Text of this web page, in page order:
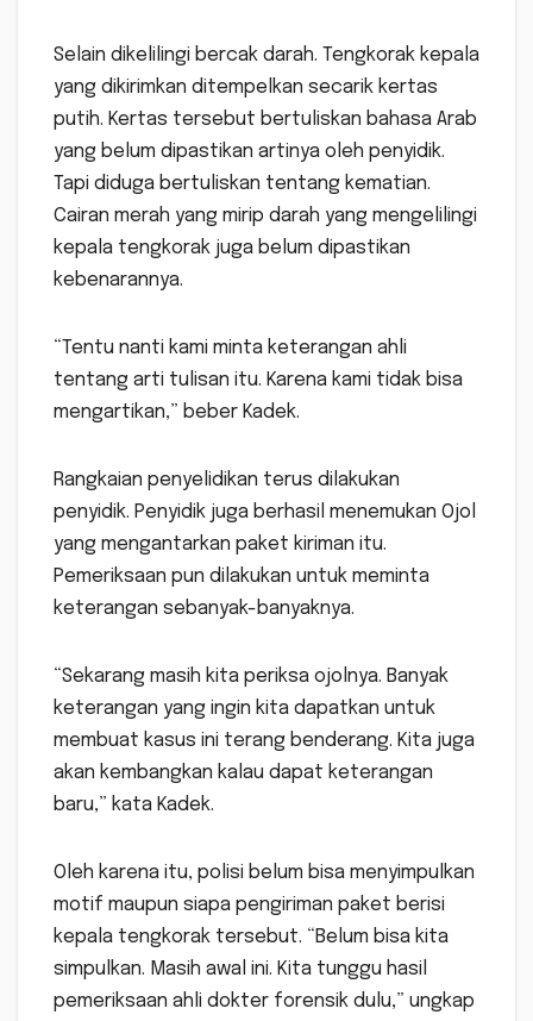
Selain dikelilingi bercak darah. Tengkorak kepala
yang dikirimkan ditempelkan secarik kertas
putih. Kertas tersebut bertuliskan bahasa Arab
yang belum dipastikan artinya oleh penyidik.
Tapi diduga bertuliskan tentang kematian.
Cairan merah yang mirip darah yang mengelilingi
kepala tengkorak juga belum dipastikan
kebenarannya.
“Tentu nanti kami minta keterangan ahli
tentang arti tulisan itu. Karena kami tidak bisa
mengartikan,” beber Kadek.
Rangkaian penyelidikan terus dilakukan
penyidik. Penyidik juga berhasil menemukan Ojol
yang mengantarkan paket kiriman itu.
Pemeriksaan pun dilakukan untuk meminta
keterangan sebanyak-banyaknya.
“Sekarang masih kita periksa ojolnya. Banyak
keterangan yang ingin kita dapatkan untuk
membuat kasus ini terang benderang. Kita juga
akan kembangkan kalau dapat keterangan
baru,” kata Kadek.
Oleh karena itu, polisi belum bisa menyimpulkan
motif maupun siapa pengiriman paket berisi
kepala tengkorak tersebut. “Belum bisa kita
simpulkan. Masih awal ini. Kita tunggu hasil
pemeriksaan ahli dokter forensik dulu,” ungkap